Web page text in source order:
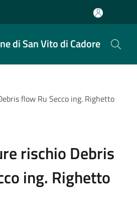
di San Vito di Cadore
flow Ru Secco ing. Righetto
rischio Debris
ing. Righetto